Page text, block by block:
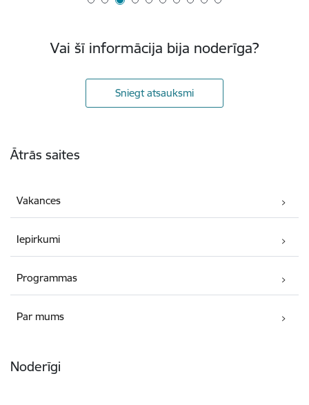
Vai šī informācija bija noderīga?
Sniegt atsauksmi
Ātrās saites
Vakances
Iepirkumi
Programmas
Par mums
Noderīgi